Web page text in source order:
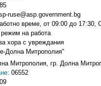
ruse@asp.government.bg
време, от 09:00 до
на работа
хора с увреждания
Долна Митрополия"
Митрополия, гр. Долна
06552